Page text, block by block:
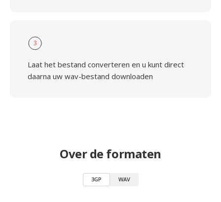
3
Laat het bestand converteren en u kunt direct
daarna uw wav-bestand downloaden
Over de formaten
3GP WAV